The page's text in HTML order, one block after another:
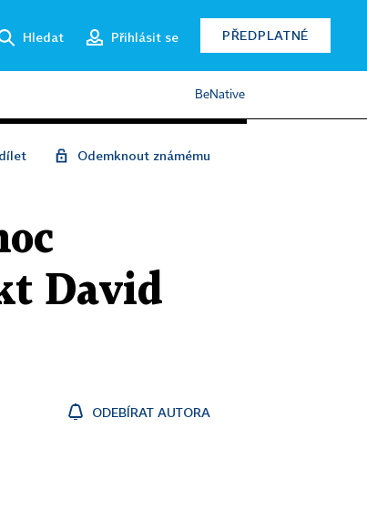
Hledat Přihlásit se PŘEDPLATNÉ
BeNative
Odemknout známému
David
ODEBÍRAT AUTORA